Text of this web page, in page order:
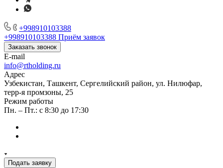
+998910103388
+998910103388 Приём заявок
Заказать звонок
E-mail
info@rtholding.ru
Адрес
Узбекистан, Ташкент, Сергелийский район, ул. Нилюфар,
терр-я промзоны, 25
Режим работы
Пн. – Пт.: с 8:30 до 17:30
Подать заявку